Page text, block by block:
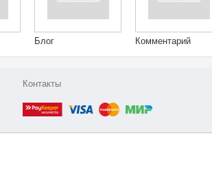
Блог Комментарий
Контакты